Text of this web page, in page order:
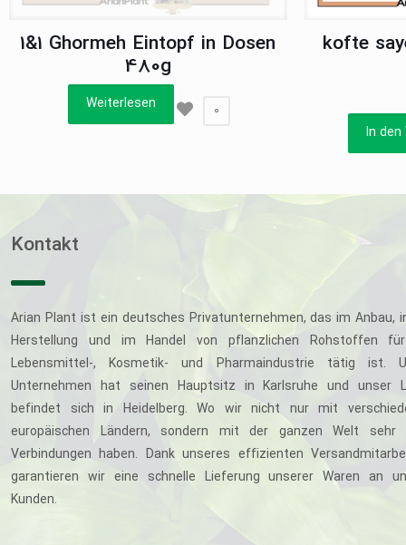
1&1 Ghormeh Eintopf in Dosen
480g
Weiterlesen 0
kofte
In den
Kontakt
Arian Plant ist ein deutsches Privatunternehmen, das im Anbau,
Herstellung und im Handel von pflanzlichen Rohstoffen
Lebensmittel-, Kosmetik- und Pharmaindustrie tätig ist.
Unternehmen hat seinen Hauptsitz in Karlsruhe und unser
befindet sich in Heidelberg. Wo wir nicht nur mit
europäischen Ländern, sondern mit der ganzen Welt sehr
Verbindungen haben. Dank unseres effizienten
garantieren wir eine schnelle Lieferung unserer Waren an
Kunden.